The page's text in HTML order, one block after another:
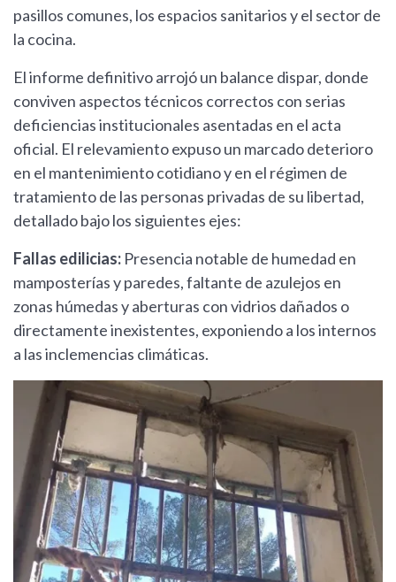
pasillos comunes, los espacios sanitarios y el sector de
la cocina.
El informe definitivo arrojó un balance dispar, donde
conviven aspectos técnicos correctos con serias
deficiencias institucionales asentadas en el acta
oficial. El relevamiento expuso un marcado deterioro
en el mantenimiento cotidiano y en el régimen de
tratamiento de las personas privadas de su libertad,
detallado bajo los siguientes ejes:
Fallas edilicias: Presencia notable de humedad en
mamposterías y paredes, faltante de azulejos en
zonas húmedas y aberturas con vidrios dañados o
directamente inexistentes, exponiendo a los internos
a las inclemencias climáticas.